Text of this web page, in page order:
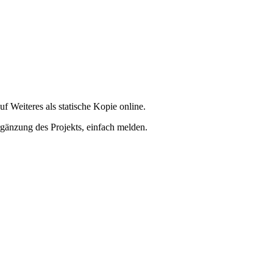
Weiteres als statische Kopie online.
des Projekts, einfach melden.